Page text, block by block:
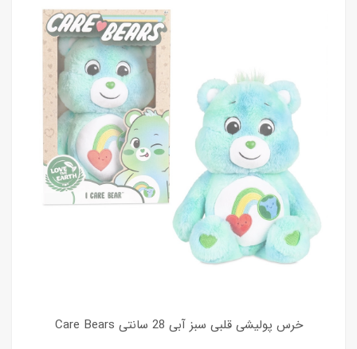
خرس پولیشی قلبی سبز آبی 28 سانتی Care Bears